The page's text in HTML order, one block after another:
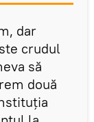
dar
crudul
să
două